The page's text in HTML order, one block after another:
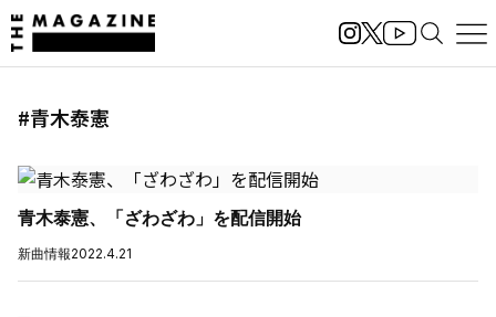
#青木泰憲
青木泰憲、「ざわざわ」を配信開始
新曲情報2022.4.21